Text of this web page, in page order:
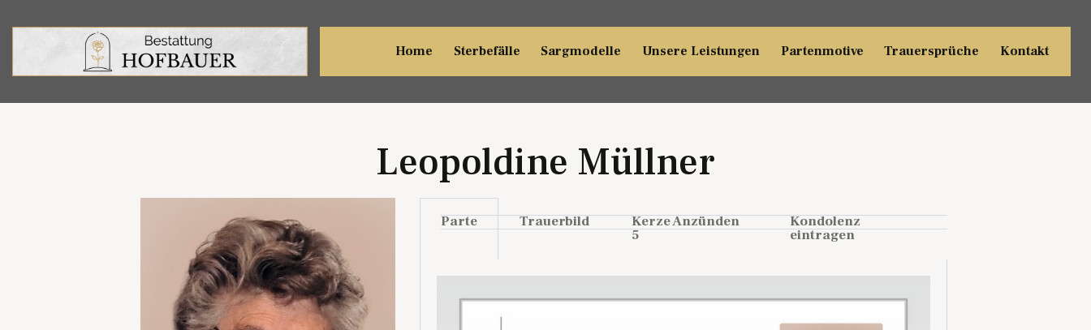
Home Sterbefälle Sargmodelle Unsere Leistungen Partenmotive Trauersprüche Kontakt
Leopoldine Müllner
Parte Trauerbild Kerze Anzünden
5
Kondolenz
eintragen